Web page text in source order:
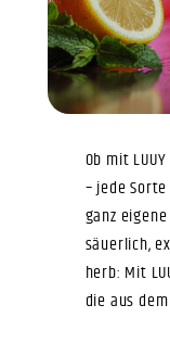
Ob mit LUUY
– jede Sorte
ganz
säuerlich,
herb: Mit
die aus